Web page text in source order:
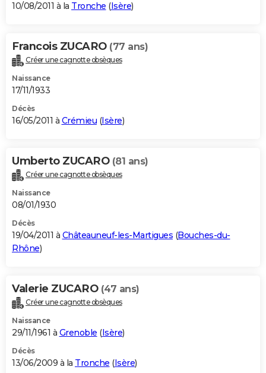
10/08/2011 à la Tronche (Isère)
Francois ZUCARO (77 ans)
Créer une cagnotte obsèques
Naissance
17/11/1933
Décès
16/05/2011 à Crémieu (Isère)
Umberto ZUCARO (81 ans)
Créer une cagnotte obsèques
Naissance
08/01/1930
Décès
19/04/2011 à Châteauneuf-les-Martigues (Bouches-du-
Rhône)
Valerie ZUCARO (47 ans)
Créer une cagnotte obsèques
Naissance
29/11/1961 à Grenoble (Isère)
Décès
13/06/2009 à la Tronche (Isère)